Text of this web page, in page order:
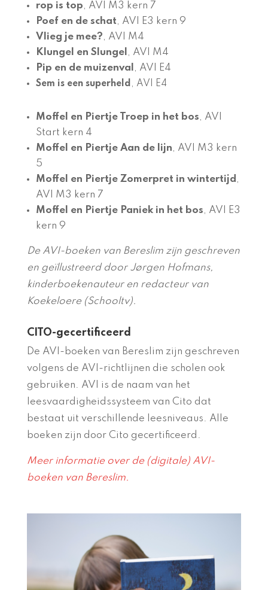
rop is top, AVI M3 kern 7
Poef en de schat, AVI E3 kern 9
Vlieg je mee?, AVI M4
Klungel en Slungel , AVI M4
Pip en de muizenval , AVI E4
Sem is een superheld , AVI E4
Moffel en Piertje Troep in het bos, AVI
Start kern 4
Moffel en Piertje Aan de lijn, AVI M3 kern
5
Moffel en Piertje Zomerpret in wintertijd ,
AVI M3 kern 7
Moffel en Piertje Paniek in het bos, AVI E3
kern 9
De AVI-boeken van Bereslim zijn geschreven
en geïllustreerd door Jørgen Hofmans,
kinderboekenauteur en redacteur van
Koekeloere (Schooltv).
CITO-gecertificeerd
De AVI-boeken van Bereslim zijn geschreven
volgens de AVI-richtlijnen die scholen ook
gebruiken. AVI is de naam van het
leesvaardigheidssysteem van Cito dat
bestaat uit verschillende leesniveaus. Alle
boeken zijn door Cito gecertificeerd.
Meer informatie over de (digitale) AVI-
boeken van Bereslim.